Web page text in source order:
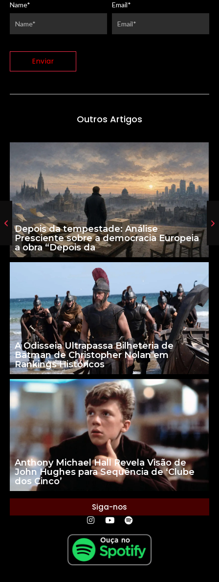
Name* Email*
Outros Artigos
Depois da tempestade: Análise
Presciente sobre a democracia Europeia
a obra “Depois da
A Odisseia Ultrapassa Bilheteria de
Batman de Christopher Nolan em
Rankings Históricos
Anthony Michael Hall Revela Visão de
John Hughes para Sequência de ‘Clube
dos Cinco’
Siga-nos